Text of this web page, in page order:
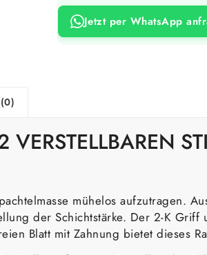
Jetzt per WhatsApp
VERSTELLBAREN
mühelos aufzutragen.
der Schichtstärke. Der 2-K
Blatt mit Zahnung bietet dieses